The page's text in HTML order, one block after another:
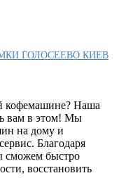
ГОЛОСЕЕВО КИЕВ
кофемашине? Наша
вам в этом! Мы
на дому и
Благодаря
сможем быстро
восстановить